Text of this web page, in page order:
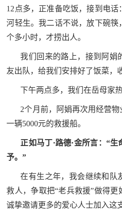
12点多，正准备吃饭，接到电
河轻生。我二话不说，放下碗
个多小时，才捞出人。
我们回来的路上，接到阿娟
友出队，给我们安排好了饭菜，
下午两点多，我们在岳母家
2个月前，阿娟再次用经营
一辆5000元的救援船。
正如马丁·路德·金所言：“
予。”
在有生之年，我会继续和队
救人，争取把“老兵救援”做得
诚挚邀请更多的爱心人士加入这